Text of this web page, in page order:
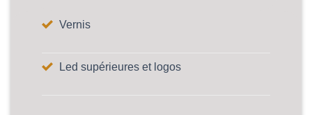
Vernis
Led supérieures et logos